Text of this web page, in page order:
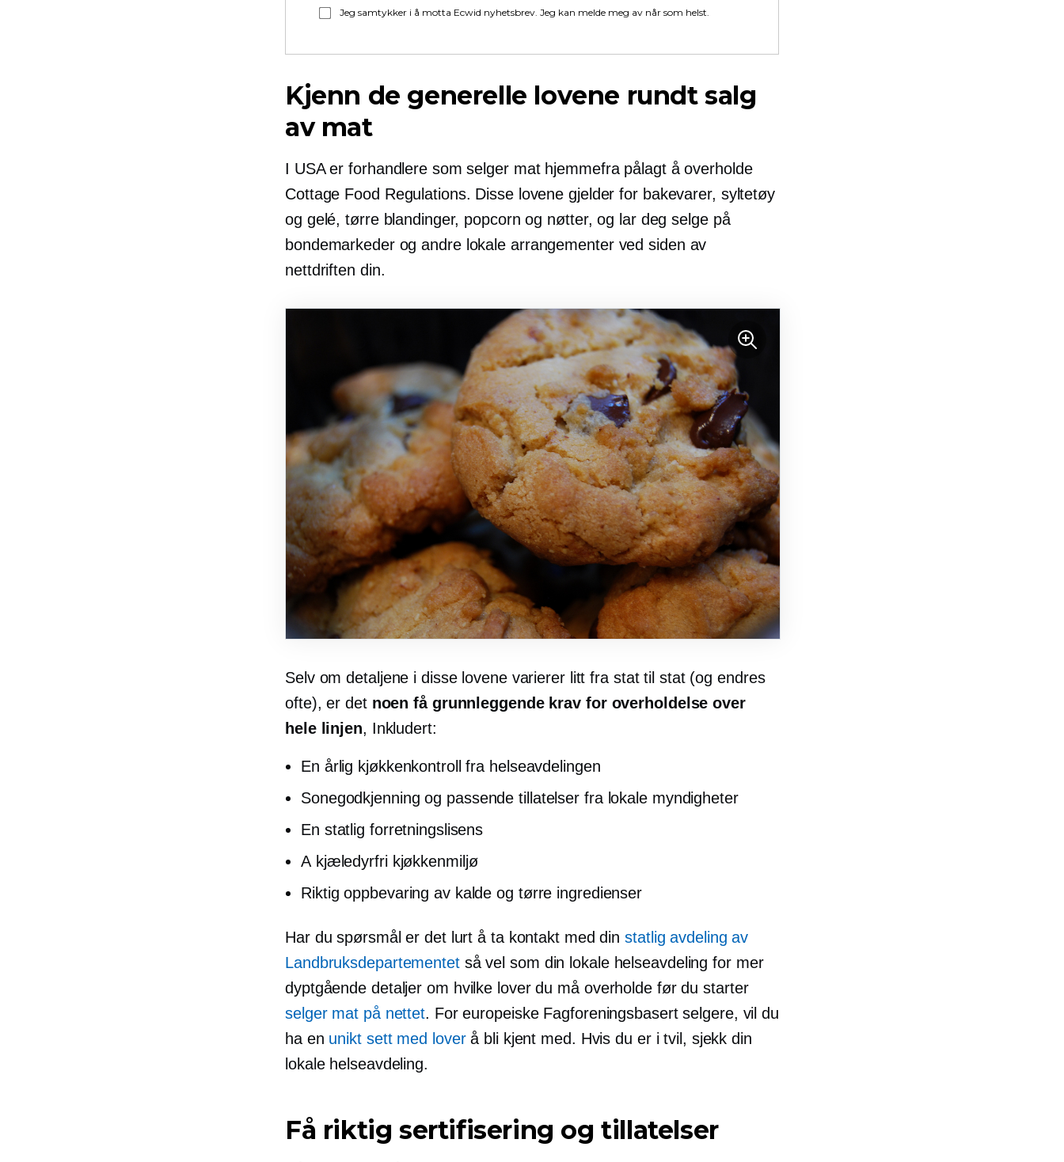
Jeg samtykker i å motta Ecwid nyhetsbrev. Jeg kan melde meg av når som helst.
Kjenn de generelle lovene rundt salg
av mat
I USA er forhandlere som selger mat hjemmefra pålagt å overholde
Cottage Food Regulations. Disse lovene gjelder for bakevarer, syltetøy
og gelé, tørre blandinger, popcorn og nøtter, og lar deg selge på
bondemarkeder og andre lokale arrangementer ved siden av
nettdriften din.
Selv om detaljene i disse lovene varierer litt fra stat til stat (og endres
ofte), er det noen få grunnleggende krav for overholdelse over
hele linjen, Inkludert:
En årlig kjøkkenkontroll fra helseavdelingen
Sonegodkjenning og passende tillatelser fra lokale myndigheter
En statlig forretningslisens
A kjæledyrfrikjøkkenmiljø
Riktig oppbevaring av kalde og tørre ingredienser
Har du spørsmål er det lurt å ta kontakt med dinstatlig avdeling av
Landbruksdepartementetså vel som din lokale helseavdeling for mer
dyptgående detaljer om hvilke lover du må overholde før du starter
selger mat på nettet. For europeiske Fagforeningsbasertselgere, vil du
ha en unikt sett med loverå bli kjent med. Hvis du er i tvil, sjekk din
lokale helseavdeling.
Få riktig sertifisering og tillatelser